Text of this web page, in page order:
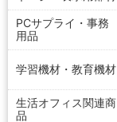
PCサプライ・事務
用品
学習機材・教育機材
生活オフィス関連商
品